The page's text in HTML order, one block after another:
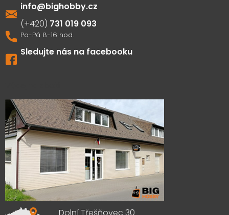
info@bighobby.cz
731 019 093
Sledujte nás na facebooku